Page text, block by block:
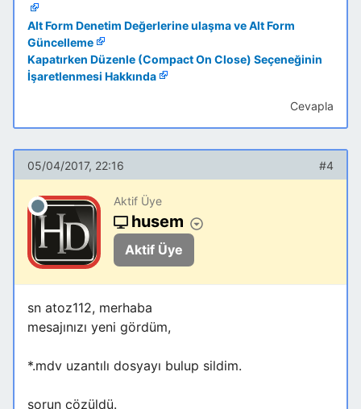
Alt Form Denetim Değerlerine ulaşma ve Alt Form
Güncelleme
Kapatırken Düzenle (Compact On Close) Seçeneğinin
İşaretlenmesi Hakkında
Cevapla
05/04/2017, 22:16 #4
Aktif Üye
husem
Aktif Üye
sn atoz112, merhaba
mesajınızı yeni gördüm,
*.mdv uzantılı dosyayı bulup sildim.
sorun çözüldü.